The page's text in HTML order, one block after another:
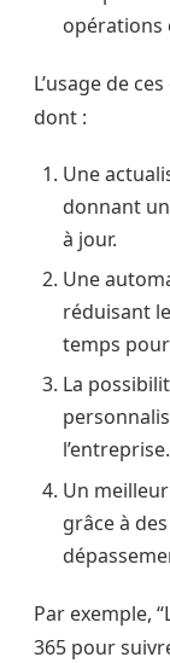
opérations
L’usage de
dont :
Une
donnant
à jour.
Une
réduisant
temps
La
l’entreprise.
Un
grâce à
Par exemple,
365 pour